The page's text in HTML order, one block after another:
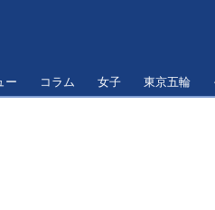
ー コラム 女子 東京五輪